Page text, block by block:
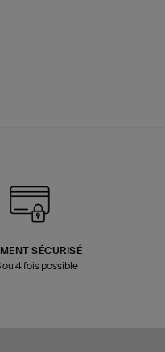
SÉCURISÉ
ou 4 fois possible